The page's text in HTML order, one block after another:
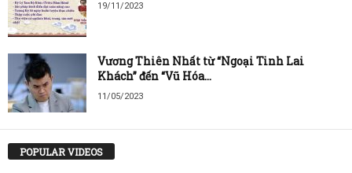
19/11/2023
Vương Thiên Nhất từ “Ngoại Tinh Lai
Khách” đến “Vũ Hóa...
11/05/2023
POPULAR VIDEOS